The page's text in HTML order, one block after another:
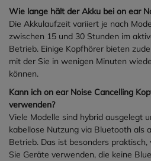
Wie lange hält der Akku bei on ear
Die Akkulaufzeit variiert je nach
zwischen 15 und 30 Stunden im
Betrieb. Einige Kopfhörer bieten
mit der Sie in wenigen Minuten
können.
Kann ich on ear Noise Cancelling
verwenden?
Viele Modelle sind hybrid ausgelegt
kabellose Nutzung via Bluetooth als
Betrieb. Das ist besonders
Sie Geräte verwenden, die keine